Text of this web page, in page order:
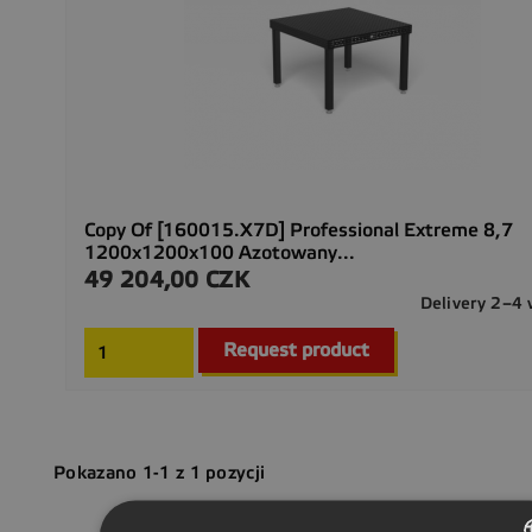
Copy Of [160015.X7D] Professional Extreme 8,7
1200x1200x100 Azotowany...
Cena
49 204,00 CZK
Delivery 2–4
Request product
Pokazano 1-1 z 1 pozycji